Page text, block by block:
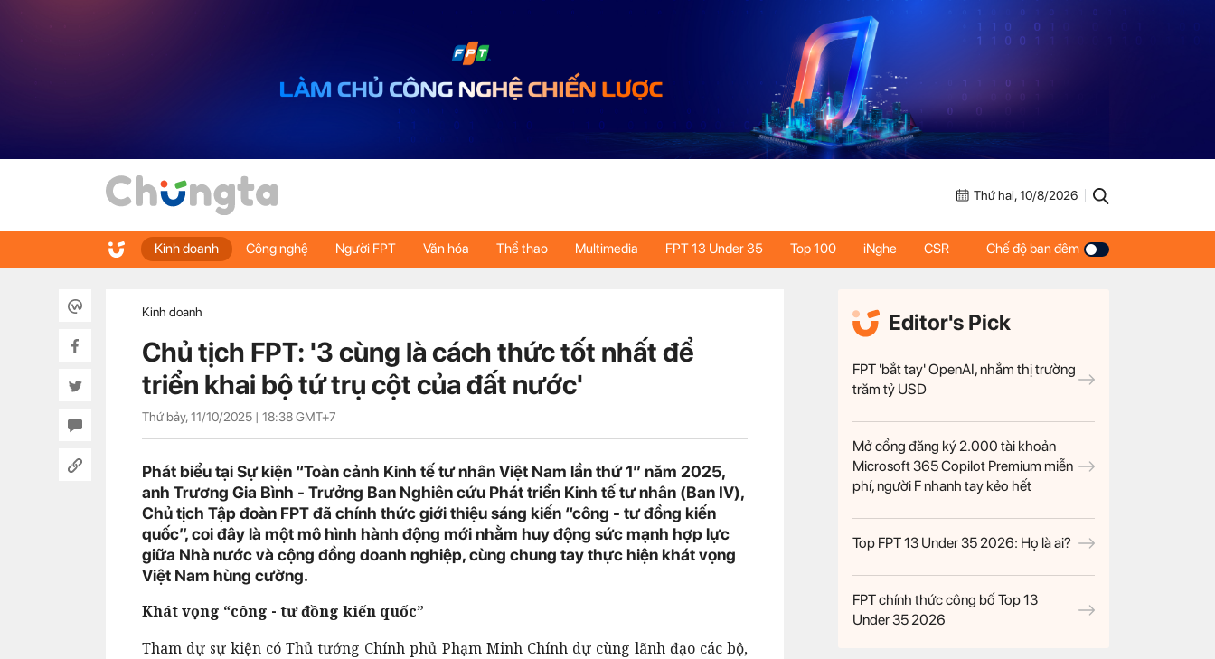
Thứ hai, 10/8/2026
Kinh doanh Công nghệ Người FPT Văn hóa Thể thao Multimedia FPT 13 Under 35 Top 100 iNghe CSR Chế độ ban đêm
Kinh doanh
Chủ tịch FPT: '3 cùng là cách thức tốt nhất để
triển khai bộ tứ trụ cột của đất nước'
Thứ bảy, 11/10/2025 | 18:38GMT+7
Phát biểu tại Sự kiện “Toàn cảnh Kinh tế tư nhân Việt Nam lần thứ 1” năm 2025,
anh Trương Gia Bình - Trưởng Ban Nghiên cứu Phát triển Kinh tế tư nhân (Ban IV),
Chủ tịch Tập đoàn FPT đã chính thức giới thiệu sáng kiến “công - tư đồng kiến
quốc”, coi đây là một mô hình hành động mới nhằm huy động sức mạnh hợp lực
giữa Nhà nước và cộng đồng doanh nghiệp, cùng chung tay thực hiện khát vọng
Việt Nam hùng cường.
Khát vọng “công - tư đồng kiến quốc”
Tham dự sự kiện có Thủ tướng Chính phủ Phạm Minh Chính dự cùng lãnh đạo các bộ,
Editor's Pick
FPT 'bắt tay' OpenAI, nhắm thị trường
trăm tỷ USD
Mở cổng đăng ký 2.000 tài khoản
Microsoft 365 Copilot Premium miễn
phí, người F nhanh tay kẻo hết
Top FPT 13 Under 35 2026: Họ là ai?
FPT chính thức công bố Top 13
Under 35 2026